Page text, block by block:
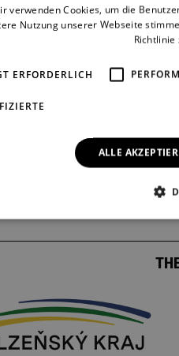
verwenden Cookies, um die
Nutzung unserer Webseite
Richtlinie
ERFORDERLICH
ALLE